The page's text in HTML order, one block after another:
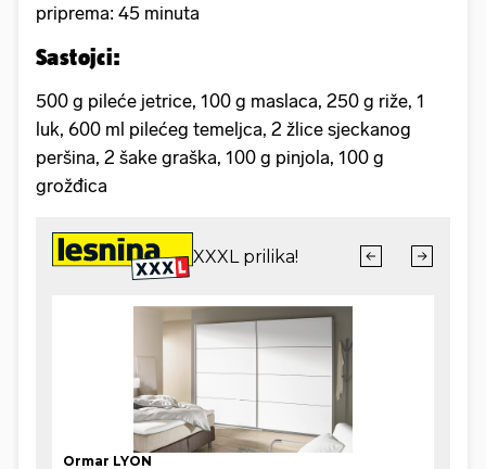
priprema: 45 minuta
Sastojci:
500 g pileće jetrice, 100 g maslaca, 250 g riže, 1
luk, 600 ml pilećeg temeljca, 2 žlice sjeckanog
peršina, 2 šake graška, 100 g pinjola, 100 g
grožđica